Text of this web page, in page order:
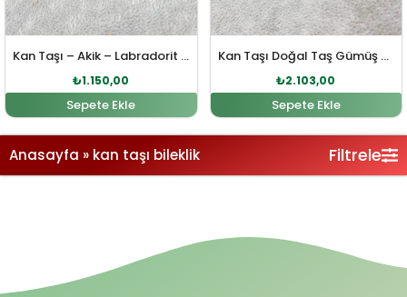
Kan Taşı – Akik – Labradorit Doğal Taş Bileklik
₺1.150,00
Sepete Ekle
Kan Taşı Doğal Taş Gümüş Bileklik
₺2.103,00
Sepete Ekle
Anasayfa » kan taşı bileklik Filtrele